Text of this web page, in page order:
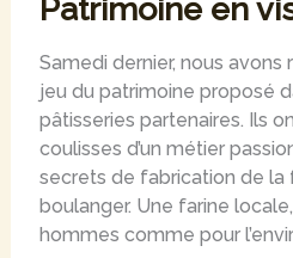
Patrimoine en
Samedi dernier, nous
jeu du patrimoine proposé
pâtisseries partenaires. Ils
coulisses d’un métier
secrets de fabrication de la
boulanger. Une farine
hommes comme pour